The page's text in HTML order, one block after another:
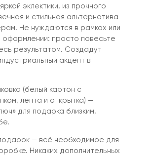
эклектики, из прочного
и стильная альтернатива
Не нуждаются в рамках или
оформлении: просто повесьте
результатом. Создадут
акцент в
(белый картон с
лента и открытка) —
для подарка близким,
— всё необходимое для
Никаких дополнительных